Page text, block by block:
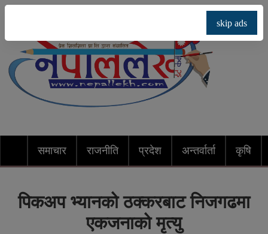
समाचार राजनीति प्रदेश अन्तर्वार्ता कृषि
skip ads
पिकअप भ्यानको ठक्करबाट निजगढमा
एकजनाको मृत्यु